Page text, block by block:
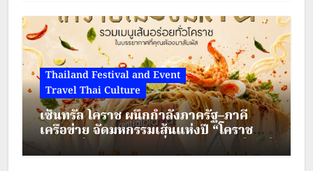
Thailand Festival and Event
Travel Thai Culture
เซ็นทรัล โคราช ผนึกกำลังภาครัฐ–ภาคี
เครือข่าย จัดมหกรรมเส้นแห่งปี “โคราช
เมืองมีเส้น” ดัน “ผัดหมี่ดัง–ขนมจีนแซ่บ” สู่
Soft Power เมืองย่าโม